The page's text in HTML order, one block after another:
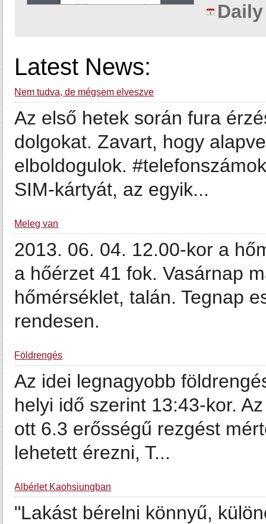
Latest News:
Nem tudva, de mégsem elveszve
Az első hetek során fura
dolgokat. Zavart, hogy
elboldogulok.
SIM-kártyát, az egyik...
Meleg van
2013. 06. 04. 12.00-kor a
a hőérzet 41 fok. Vasárnap
hőmérséklet, talán. Tegnap
rendesen.
Földrengés
Az idei legnagyobb
helyi idő szerint 13:43-kor.
ott 6.3 erősségű rezgést
lehetett érezni, T...
Albérlet Kaohsiungban
"Lakást bérelni könnyű,